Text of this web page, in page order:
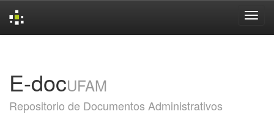
E-docUFAM
Repositorio de Documentos Administrativos